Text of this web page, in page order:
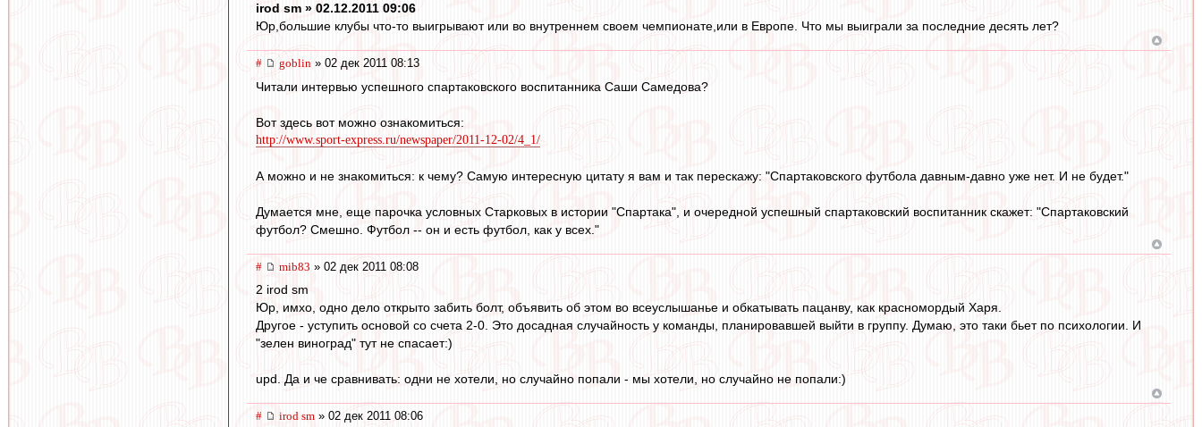
irod sm » 02.12.2011 09:06
Юр,большие клубы что-то выигрывают или во внутреннем своем чемпионате,или в Европе. Что мы выиграли за последние десять лет?
# goblin » 02 дек 2011 08:13
Читали интервью успешного спартаковского воспитанника Саши Самедова?
Вот здесь вот можно ознакомиться:
http://www.sport-express.ru/newspaper/2011-12-02/4_1/
А можно и не знакомиться: к чему? Самую интересную цитату я вам и так перескажу: "Спартаковского футбола давным-давно уже нет. И не будет."
Думается мне, еще парочка условных Старковых в истории "Спартака", и очередной успешный спартаковский воспитанник скажет: "Спартаковский
футбол? Смешно. Футбол -- он и есть футбол, как у всех."
# mib83 » 02 дек 2011 08:08
2 irod sm
Юр, имхо, одно дело открыто забить болт, объявить об этом во всеуслышанье и обкатывать пацанву, как красномордый Харя.
Другое - уступить основой со счета 2-0. Это досадная случайность у команды, планировавшей выйти в группу. Думаю, это таки бьет по психологии. И
"зелен виноград" тут не спасает:)
upd. Да и че сравнивать: одни не хотели, но случайно попали - мы хотели, но случайно не попали:)
# irod sm » 02 дек 2011 08:06